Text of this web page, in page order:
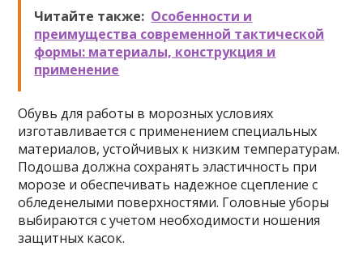
Читайте также: Особенности и
преимущества современной тактической
формы: материалы, конструкция и
применение
Обувь для работы в морозных условиях
изготавливается с применением специальных
материалов, устойчивых к низким температурам.
Подошва должна сохранять эластичность при
морозе и обеспечивать надежное сцепление с
обледенелыми поверхностями. Головные уборы
выбираются с учетом необходимости ношения
защитных касок.